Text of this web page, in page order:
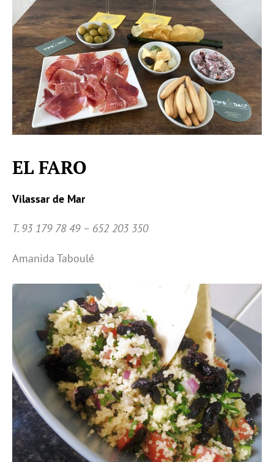
EL FARO
Vilassar de Mar
T. 93 179 78 49 – 652 203 350
Amanida Taboulé